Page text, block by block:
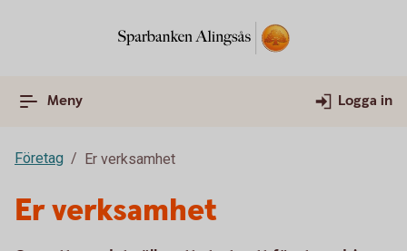
Meny Logga in
Företag Er verksamhet
Er verksamhet